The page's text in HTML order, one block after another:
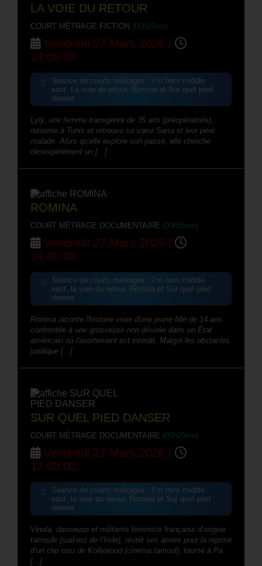
LA VOIE DU RETOUR
COURT MÉTRAGE FICTION (00h15mn)
Vendredi 27 Mars 2026 |
14:00:00
Séance de courts métrages : I’m from middle
east, La voie du retour, Romina et Sur quel pied
danser
Lyly, une femme transgenre de 35 ans (préopératoire),
retourne à Tunis et retrouve sa sœur Sarra et leur père
malade. Alors qu'elle explore son passé, elle cherche
désespérément un [...]
ROMINA
COURT MÉTRAGE DOCUMENTAIRE (00h05mn)
Vendredi 27 Mars 2026 |
14:00:00
Séance de courts métrages : I’m from middle
east, la voie du retour, Romina et Sur quel pied
danser
Romina raconte l'histoire vraie d'une jeune fille de 14 ans
confrontée à une grossesse non désirée dans un État
américain où l'avortement est interdit. Malgré les obstacles
juridique [...]
SUR QUEL PIED DANSER
COURT MÉTRAGE DOCUMENTAIRE (00h20mn)
Vendredi 27 Mars 2026 |
14:00:00
Séance de courts métrages : I’m from middle
east, la voie du retour, Romina et Sur quel pied
danser
Vinola, danseuse et militante féministe française d’origine
tamoule (sud-est de l’Inde), réunit ses amies pour la reprise
d’un clip issu de Kollywood (cinéma tamoul), tourné à Pa
[...]